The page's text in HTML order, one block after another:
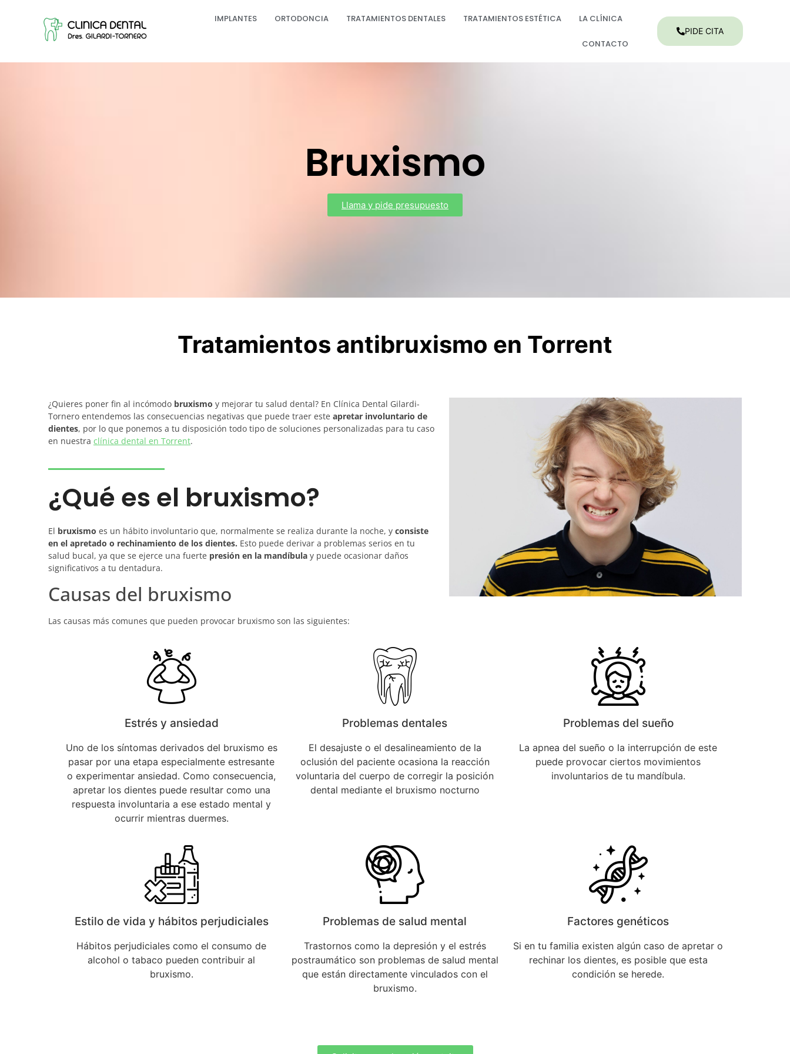
IMPLANTES ORTODONCIA TRATAMIENTOS DENTALES TRATAMIENTOS ESTÉTICA LA CLÍNICA
CONTACTO
PIDE CITA
Bruxismo
Llama y pide presupuesto
Tratamientos antibruxismo en Torrent
¿Quieres poner fin al incómodo bruxismo y mejorar tu salud dental? En Clínica Dental Gilardi-
Tornero entendemos las consecuencias negativas que puede traer este apretar involuntario de
dientes, por lo que ponemos a tu disposición todo tipo de soluciones personalizadas para tu caso
en nuestra clínica dental en Torrent.
¿Qué es el bruxismo?
El bruxismo es un hábito involuntario que, normalmente se realiza durante la noche, y consiste
en el apretado o rechinamiento de los dientes. Esto puede derivar a problemas serios en tu
salud bucal, ya que se ejerce una fuerte presión en la mandíbula y puede ocasionar daños
significativos a tu dentadura.
Causas del bruxismo
Las causas más comunes que pueden provocar bruxismo son las siguientes:
Estrés y ansiedad
Uno de los síntomas derivados del bruxismo es
pasar por una etapa especialmente estresante
o experimentar ansiedad. Como consecuencia,
apretar los dientes puede resultar como una
respuesta involuntaria a ese estado mental y
ocurrir mientras duermes.
Problemas dentales
El desajuste o el desalineamiento de la
oclusión del paciente ocasiona la reacción
voluntaria del cuerpo de corregir la posición
dental mediante el bruxismo nocturno
Problemas del sueño
La apnea del sueño o la interrupción de este
puede provocar ciertos movimientos
involuntarios de tu mandíbula.
Estilo de vida y hábitos perjudiciales
Hábitos perjudiciales como el consumo de
alcohol o tabaco pueden contribuir al
bruxismo.
Problemas de salud mental
Trastornos como la depresión y el estrés
postraumático son problemas de salud mental
que están directamente vinculados con el
bruxismo.
Factores genéticos
Si en tu familia existen algún caso de apretar o
rechinar los dientes, es posible que esta
condición se herede.